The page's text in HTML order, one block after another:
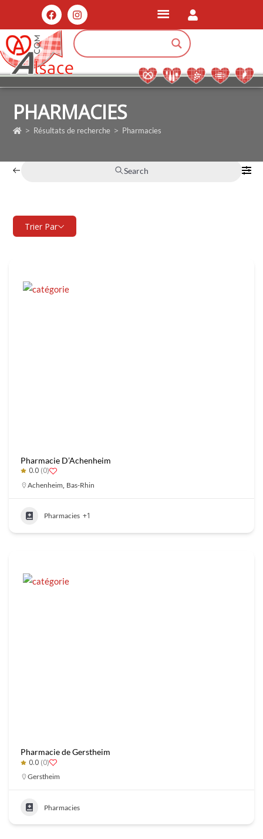
PHARMACIES
> Résultats de recherche > Pharmacies
Search
Trier Par
Pharmacie D’Achenheim
0.0 (0)
Achenheim, Bas-Rhin
Pharmacies +1
Pharmacie de Gerstheim
0.0 (0)
Gerstheim
Pharmacies